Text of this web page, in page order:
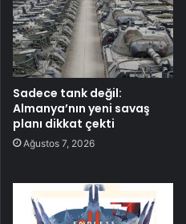
Sadece tank değil:
Almanya’nın yeni savaş
planı dikkat çekti
Ağustos 7, 2026